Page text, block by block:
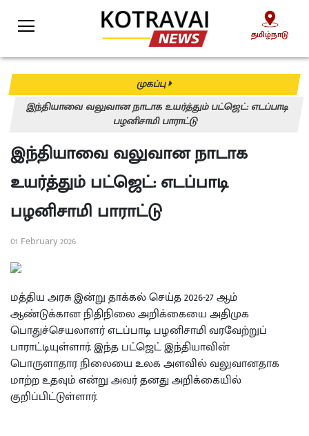
தமிழ்நாடு
முகப்பு
இந்தியாவை வலுவான நாடாக உயர்த்தும் பட்ஜெட்: எடப்பாடி
பழனிசாமி பாராட்டு
இந்தியாவை வலுவான நாடாக
உயர்த்தும் பட்ஜெட்: எடப்பாடி
பழனிசாமி பாராட்டு
01 February 2026
மத்திய அரசு இன்று தாக்கல் செய்த 2026-27 ஆம்
ஆண்டுக்கான நிதிநிலை அறிக்கையை அதிமுக
பொதுச்செயலாளர் எடப்பாடி பழனிசாமி வரவேற்றுப்
பாராட்டியுள்ளார். இந்த பட்ஜெட் இந்தியாவின்
பொருளாதார நிலையை உலக அளவில் வலுவானதாக
மாற்ற உதவும் என்று அவர் தனது அறிக்கையில்
குறிப்பிட்டுள்ளார்.